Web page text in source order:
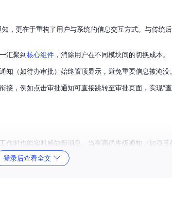
，更在于重构了用户与系统的信息交互方式。与传统
汇聚到核心组件 ，消除用户在不同模块间的切换成本。
知（如待办审批）始终置顶显示，避免重要信息被淹没。
接，例如点击审批通知可直接跳转至审批页面，实现"
时也能实时感知新消息。当有高优先级通知（如项
登录后查看全文